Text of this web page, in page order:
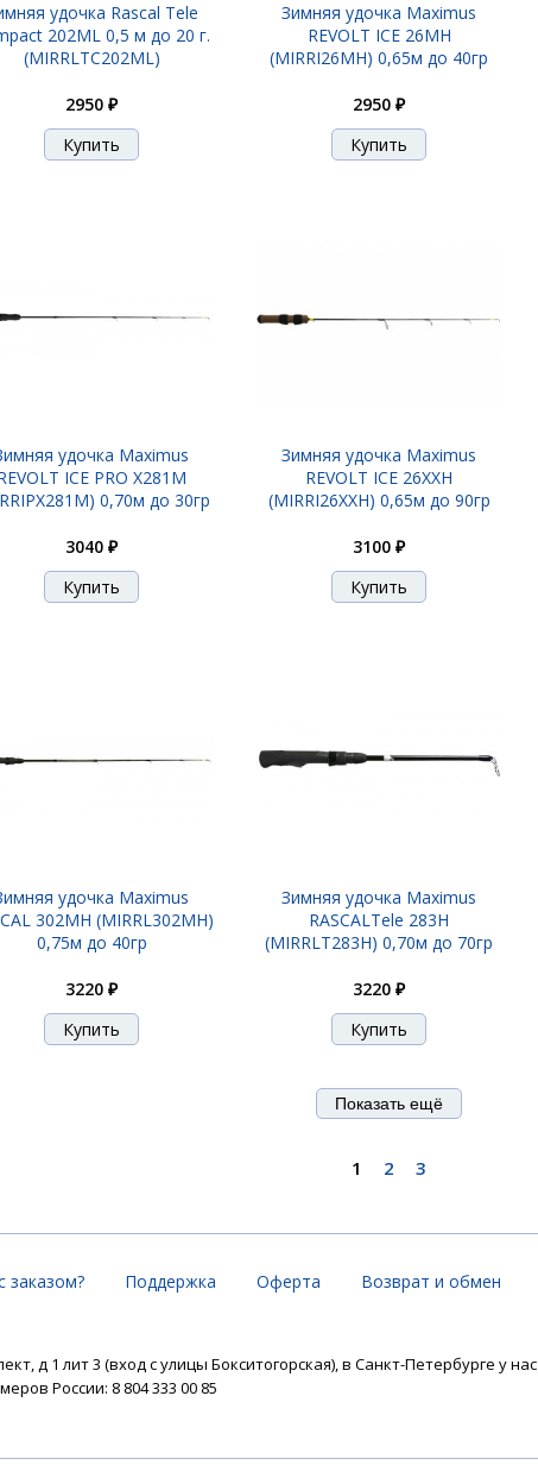
удочка Rascal Tele
202ML 0,5 м до 20 г.
(MIRRLTC202ML)
2950 ₽
Зимняя удочка Maximus
REVOLT ICE 26MH
(MIRRI26MH) 0,65м до 40гр
2950 ₽
удочка Maximus
ICE PRO X281M
0,70м до 30гр
3040 ₽
Зимняя удочка Maximus
REVOLT ICE 26XXH
(MIRRI26XXH) 0,65м до 90гр
3100 ₽
удочка Maximus
302MH (MIRRL302MH)
0,75м до 40гр
3220 ₽
Зимняя удочка Maximus
RASCALTele 283H
(MIRRLT283H) 0,70м до 70гр
3220 ₽
Показать ещё
1 2 3
заказом? Поддержка Оферта Возврат и обмен
д 1 лит 3 (вход с улицы Бокситогорская), в Санкт-Петербурге у нас
России: 8 804 333 00 85